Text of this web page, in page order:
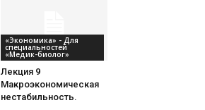
«Экономика» - Для
специальностей
«Медик-биолог»
Лекция 9
Макроэкономическая
нестабильность.